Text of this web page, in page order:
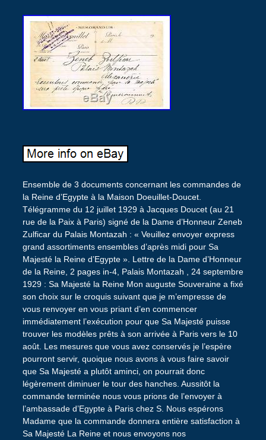
Ensemble de 3 documents concernant les commandes de
la Reine d’Egypte à la Maison Doeuillet-Doucet.
Télégramme du 12 juillet 1929 à Jacques Doucet (au 21
rue de la Paix à Paris) signé de la Dame d’Honneur Zeneb
Zulficar du Palais Montazah : « Veuillez envoyer express
grand assortiments ensembles d’après midi pour Sa
Majesté la Reine d’Egypte ». Lettre de la Dame d’Honneur
de la Reine, 2 pages in-4, Palais Montazah , 24 septembre
1929 : Sa Majesté la Reine Mon auguste Souveraine a fixé
son choix sur le croquis suivant que je m’empresse de
vous renvoyer en vous priant d’en commencer
immédiatement l’exécution pour que Sa Majesté puisse
trouver les modèles prêts à son arrivée à Paris vers le 10
août. Les mesures que vous avez conservés je l’espère
pourront servir, quoique nous avons à vous faire savoir
que Sa Majesté a plutôt aminci, on pourrait donc
légèrement diminuer le tour des hanches. Aussitôt la
commande terminée nous vous prions de l’envoyer à
l’ambassade d’Egypte à Paris chez S. Nous espérons
Madame que la commande donnera entière satisfaction à
Sa Majesté La Reine et nous envoyons nos